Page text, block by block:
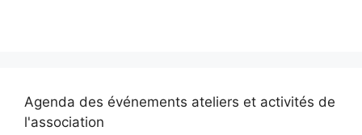
Agenda des événements ateliers et activités de
l'association